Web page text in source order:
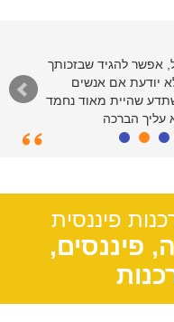
אפשר להגיד שבזכותך
לא יודעת אם אנשים
שהיית מאוד נחמד
עליך הברכה
פיננסית
פיננסים,